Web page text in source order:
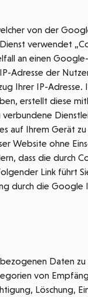
von der
verwendet
an einen
Adresse der
Ihrer IP-
erstellt diese
auf Ihrem Gerät
Website ohne
dass die durch
Link führt
durch die
Daten
von
Löschung,